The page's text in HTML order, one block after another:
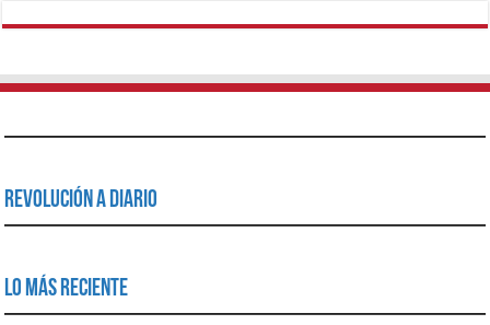
Revolución a Diario
Lo Más Reciente